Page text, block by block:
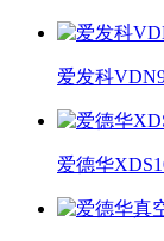
爱发科
爱德华